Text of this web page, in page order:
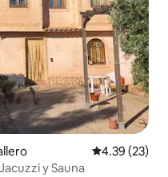
Calificación
4.39 (23)
y Sauna